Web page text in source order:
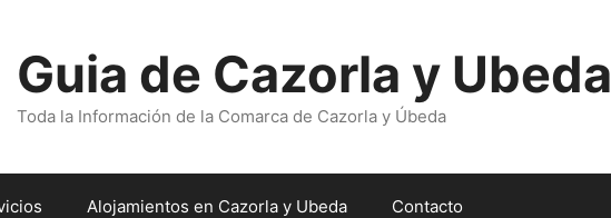
Guia de Cazorla y Ubeda
Toda la Información de la Comarca de Cazorla y Úbeda
Alojamientos en Cazorla y Ubeda Contacto